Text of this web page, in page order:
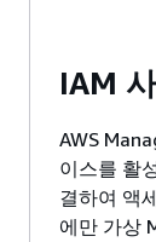
IAM
AWS
이스를 활
결하여 액
에만 가상